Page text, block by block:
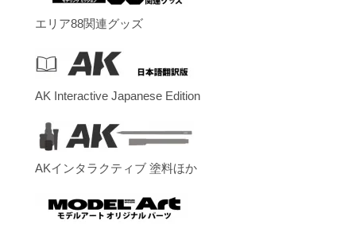
エリア88関連グッズ
AK Interactive Japanese Edition
AKインタラクティブ 塗料ほか